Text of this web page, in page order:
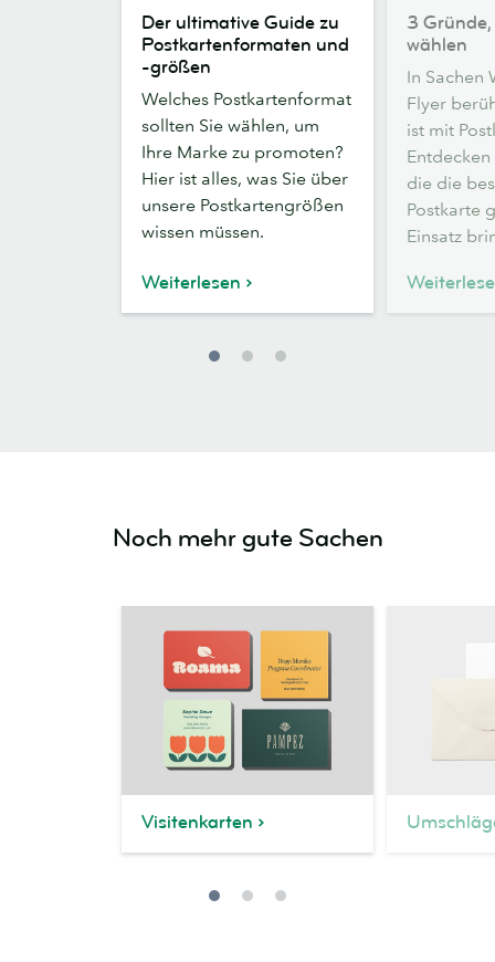
ultimative
Guide
Postkartenformaten
und
größen
Der ultimative Guide zu
Postkartenformaten und
-größen
Welches Postkartenformat
sollten Sie wählen, um
Ihre Marke zu promoten?
Hier ist alles, was Sie über
unsere Postkartengrößen
wissen müssen.
Weiterlesen
Gründe,
Postkarten
wählen
3
wählen
In Sachen
Flyer
ist mit
die die
Postkarte
Einsatz
Noch mehr gute Sachen
Visitenkarten